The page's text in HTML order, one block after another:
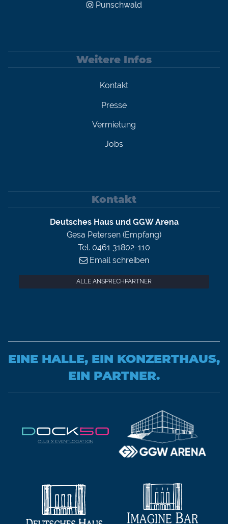
Punschwald
Weitere Infos
Kontakt
Presse
Vermietung
Jobs
Kontakt
Deutsches Haus und GGW Arena
Gesa Petersen (Empfang)
Tel. 0461 31802-110
Email schreiben
ALLE ANSPRECHPARTNER
EINE HALLE, EIN KONZERTHAUS,
EIN PARTNER.